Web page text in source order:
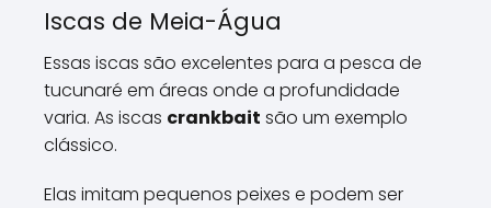
Iscas de Meia-Água
Essas iscas são excelentes para a pesca de
tucunaré em áreas onde a profundidade
varia. As iscas crankbait são um exemplo
clássico.
Elas imitam pequenos peixes e podem ser